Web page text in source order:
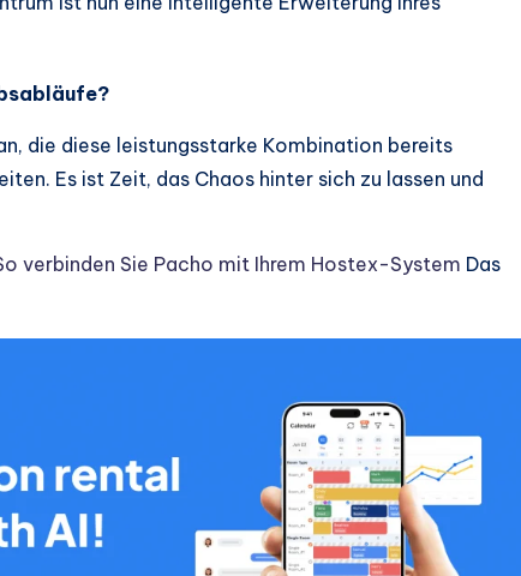
die diese leistungsstarke Kombination bereits
Es ist Zeit, das Chaos hinter sich zu lassen und
verbinden Sie Pacho mit Ihrem Hostex-System Das